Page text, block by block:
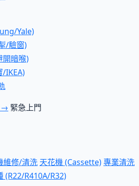
Yale)
/驗窗)
開暗喉)
/IKEA)
→ 緊急上門
維修/清洗 天花機 (Cassette)專業清洗
(R22/R410A/R32)